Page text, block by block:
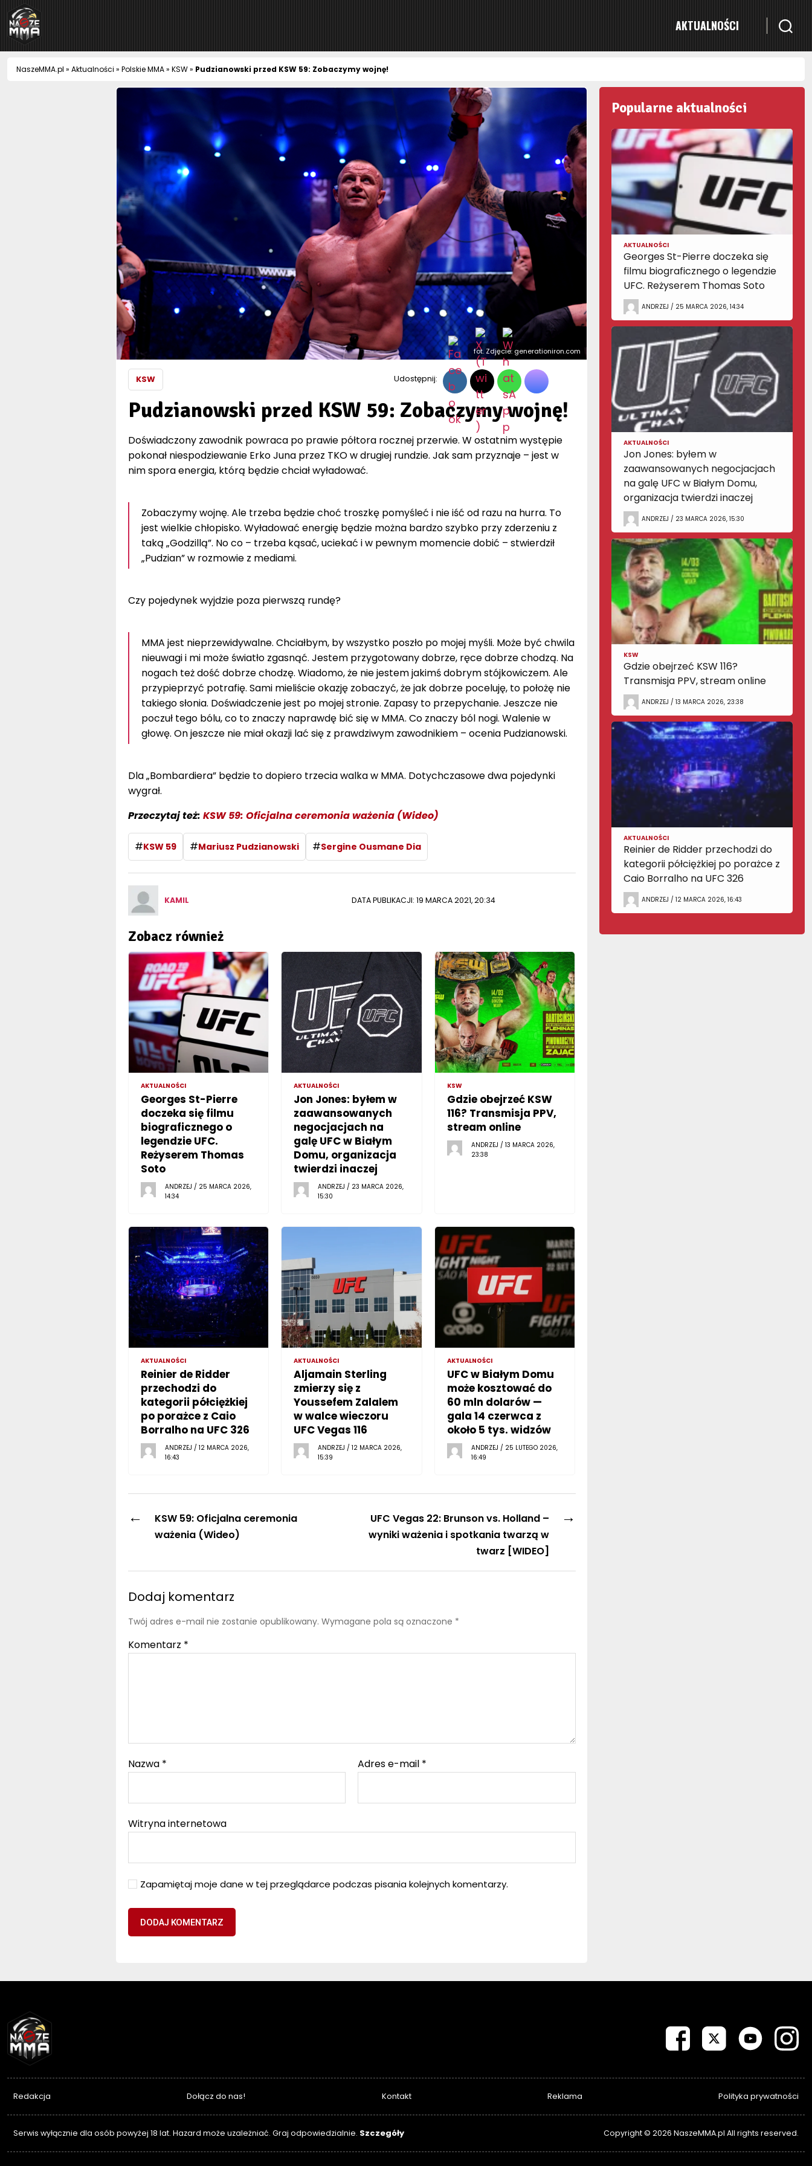
NaszeMMA
AKTUALNOŚCI
NaszeMMA.pl » Aktualności » Polskie MMA» KSW» Pudzianowski przed KSW 59: Zobaczymy wojnę!
fot. Zdjęcie: generationiron.com
KSW Udostępnij:
Pudzianowski przed KSW 59: Zobaczymy wojnę!
Doświadczony zawodnik powraca po prawie półtora rocznej przerwie. W ostatnim występie
pokonał niespodziewanie Erko Juna przez TKO w drugiej rundzie. Jak sam przyznaje – jest w
nim spora energia, którą będzie chciał wyładować.
Zobaczymy wojnę. Ale trzeba będzie choć troszkę pomyśleć i nie iść od razu na hurra. To
jest wielkie chłopisko. Wyładować energię będzie można bardzo szybko przy zderzeniu z
taką „Godzillą”. No co – trzeba kąsać, uciekać i w pewnym momencie dobić – stwierdził
„Pudzian” w rozmowie z mediami.
Czy pojedynek wyjdzie poza pierwszą rundę?
MMA jest nieprzewidywalne. Chciałbym, by wszystko poszło po mojej myśli. Może być chwila
nieuwagi i mi może światło zgasnąć. Jestem przygotowany dobrze, ręce dobrze chodzą. Na
nogach też dość dobrze chodzę. Wiadomo, że nie jestem jakimś dobrym stójkowiczem. Ale
przypieprzyć potrafię. Sami mieliście okazję zobaczyć, że jak dobrze poceluję, to położę nie
takiego słonia. Doświadczenie jest po mojej stronie. Zapasy to przepychanie. Jeszcze nie
poczuł tego bólu, co to znaczy naprawdę bić się w MMA. Co znaczy ból nogi. Walenie w
głowę. On jeszcze nie miał okazji lać się z prawdziwym zawodnikiem – ocenia Pudzianowski.
Dla „Bombardiera” będzie to dopiero trzecia walka w MMA. Dotychczasowe dwa pojedynki
wygrał.
Przeczytaj też: KSW 59: Oficjalna ceremonia ważenia (Wideo)
#KSW 59 #Mariusz Pudzianowski #Sergine Ousmane Dia
KAMIL DATA PUBLIKACJI: 19 MARCA 2021, 20:34
Zobacz również
AKTUALNOŚCI
Georges St-Pierre
doczeka się filmu
biograficznego o
legendzie UFC.
Reżyserem Thomas
Soto
ANDRZEJ / 25 MARCA 2026,
14:34
AKTUALNOŚCI
Jon Jones: byłem w
zaawansowanych
negocjacjach na
galę UFC w Białym
Domu, organizacja
twierdzi inaczej
ANDRZEJ / 23 MARCA 2026,
15:30
KSW
Gdzie obejrzeć KSW
116? Transmisja PPV,
stream online
ANDRZEJ / 13 MARCA 2026,
23:38
AKTUALNOŚCI
Reinier de Ridder
przechodzi do
kategorii półciężkiej
po porażce z Caio
Borralho na UFC 326
ANDRZEJ / 12 MARCA 2026,
16:43
AKTUALNOŚCI
Aljamain Sterling
zmierzy się z
Youssefem Zalalem
w walce wieczoru
UFC Vegas 116
ANDRZEJ / 12 MARCA 2026,
15:39
AKTUALNOŚCI
UFC w Białym Domu
może kosztować do
60 mln dolarów —
gala 14 czerwca z
około 5 tys. widzów
ANDRZEJ / 25 LUTEGO 2026,
16:49
←
KSW 59: Oficjalna ceremonia
ważenia (Wideo)
→
UFC Vegas 22: Brunson vs. Holland –
wyniki ważenia i spotkania twarzą w
twarz [WIDEO]
Dodaj komentarz
Twój adres e-mail nie zostanie opublikowany. Wymagane pola są oznaczone *
Komentarz *
Nazwa * Adres e-mail *
Witryna internetowa
Zapamiętaj moje dane w tej przeglądarce podczas pisania kolejnych komentarzy.
Popularne aktualności
AKTUALNOŚCI
Georges St-Pierre doczeka się
filmu biograficznego o legendzie
UFC. Reżyserem Thomas Soto
ANDRZEJ / 25 MARCA 2026, 14:34
AKTUALNOŚCI
Jon Jones: byłem w
zaawansowanych negocjacjach
na galę UFC w Białym Domu,
organizacja twierdzi inaczej
ANDRZEJ / 23 MARCA 2026, 15:30
KSW
Gdzie obejrzeć KSW 116?
Transmisja PPV, stream online
ANDRZEJ / 13 MARCA 2026, 23:38
AKTUALNOŚCI
Reinier de Ridder przechodzi do
kategorii półciężkiej po porażce z
Caio Borralho na UFC 326
ANDRZEJ / 12 MARCA 2026, 16:43
Redakcja Dołącz do nas! Kontakt Reklama Polityka prywatności
Serwis wyłącznie dla osób powyżej 18 lat. Hazard może uzależniać. Graj odpowiedzialnie. Szczegóły Copyright © 2026 NaszeMMA.pl All rights reserved.